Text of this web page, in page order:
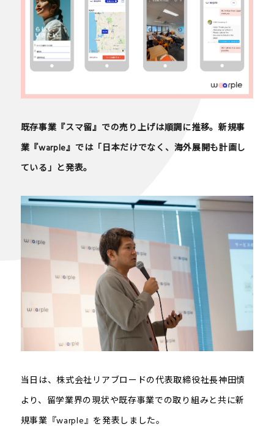
既存事業『スマ留』での売り上げは順調に推移。新規事
業『warple』では「日本だけでなく、海外展開も計画し
ている」と発表。
当日は、株式会社リアブロードの代表取締役社長神田慎
より、留学業界の現状や既存事業での取り組みと共に新
規事業『warple』を発表しました。